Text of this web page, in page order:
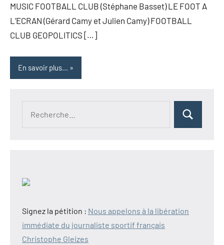
MUSIC FOOTBALL CLUB (Stéphane Basset) LE FOOT A
L’ECRAN (Gérard Camy et Julien Camy) FOOTBALL
CLUB GEOPOLITICS […]
En savoir plus...
Rechercher
Signez la pétition : Nous appelons à la libération
immédiate du journaliste sportif français
Christophe Gleizes